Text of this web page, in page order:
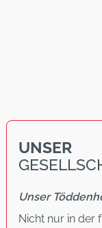
UNSER
Unser
Nicht nur in der